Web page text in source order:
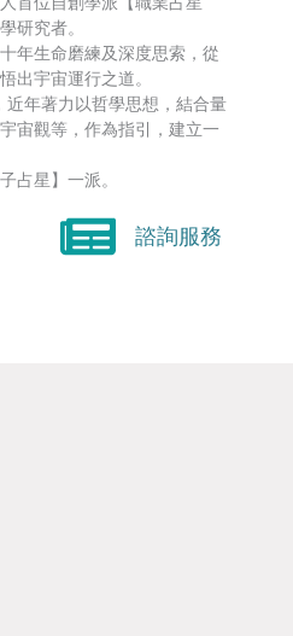
研究者。
年生命磨練及深度思索，從
出宇宙運行之道。
年著力以哲學思想，結合量
宙觀等，作為指引，建立一
占星】一派。
諮詢服務